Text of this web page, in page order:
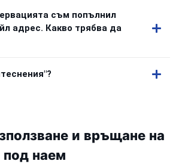
съм попълнил
адрес. Какво трябва да
и връщане на
наем